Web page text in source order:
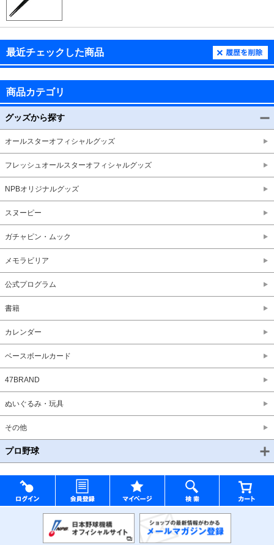
最近チェックした商品
商品カテゴリ
グッズから探す
オールスターオフィシャルグッズ
フレッシュオールスターオフィシャルグッズ
NPBオリジナルグッズ
スヌーピー
ガチャピン・ムック
メモラビリア
公式プログラム
書籍
カレンダー
ベースボールカード
47BRAND
ぬいぐるみ・玩具
その他
プロ野球